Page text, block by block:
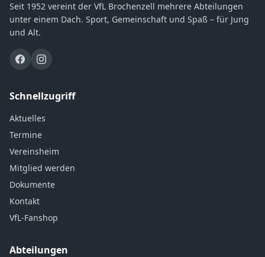
Seit 1952 vereint der VfL Brochenzell mehrere Abteilungen
unter einem Dach. Sport, Gemeinschaft und Spaß – für Jung
und Alt.
Schnellzugriff
Aktuelles
Termine
Vereinsheim
Mitglied werden
Dokumente
Kontakt
VfL-Fanshop
Abteilungen